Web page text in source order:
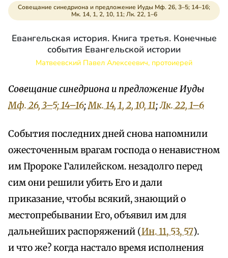
Совещание синедриона и предложение Иуды Мф. 26, 3–5; 14–16;
Мк. 14, 1, 2, 10, 11; Лк. 22, 1–6
Евангельская история. Книга третья. Конечные
события Евангельской истории
Матвеевский Павел Алексеевич, протоиерей
Совещание синедриона и предложение Иуды
Мф. 26, 3–5; 14–16;Мк. 14, 1, 2, 10, 11;Лк. 22, 1–6
События последних дней снова напомнили
ожесточенным врагам господа о ненавистном
им Пророке Галилейском. незадолго перед
сим они решили убить Его и дали
приказание, чтобы всякий, знающий о
местопребывании Его, объявил им для
дальнейших распоряжений (Ин. 11, 53, 57).
и что же? когда настало время исполнения